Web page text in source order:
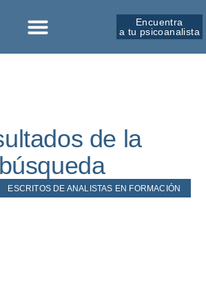
Encuentra
a tu psicoanalista
de la
búsqueda
ESCRITOS DE ANALISTAS EN FORMACIÓN